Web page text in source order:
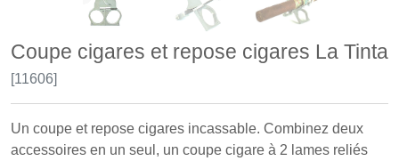
Coupe cigares et repose cigares La Tinta
[11606]
Un coupe et repose cigares incassable. Combinez deux
accessoires en un seul, un coupe cigare à 2 lames reliés